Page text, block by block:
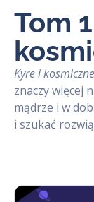
Tom
Kyre i
znaczy więcej
mądrze i w
i szukać